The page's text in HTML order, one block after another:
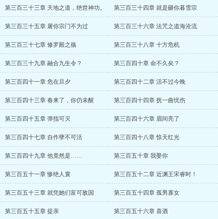
第三百三十三章 天地之道，绝世神功。 第三百三十四章 就是砸你暮雪宗
第三百三十五章 屠你宗门不为过 第三百三十六章 法咒之道海沧流
第三百三十七章 修罗殿之殇 第三百三十八章 十方危机
第三百三十九章 融合九生令？ 第三百四十章 命不久矣？
第三百四十一章 危在旦夕 第三百四十二章 活不过今晚
第三百四十三章 春来了，你仍未醒 第三百四十四章 抚一曲忧伤
第三百四十五章 弹指可灭 第三百四十六章 眉间亮了
第三百四十七章 自作孽不可活 第三百四十八章 惊天红光
第三百四十九章 他竟然是…… 第三百五十章 我娶你
第三百五十一章 惨绝人寰 第三百五十二章 近渊王宋睿时！
第三百五十三章 就凭她们富可敌国 第三百五十四章 孤男寡女
第三百五十五章 提亲 第三百五十六章 喜酒